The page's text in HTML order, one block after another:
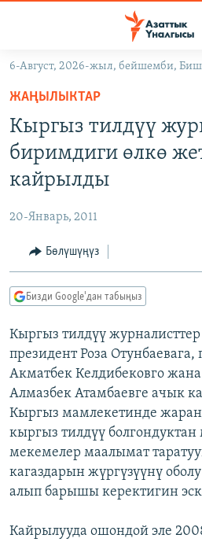
Навигацияга
өтүңүз
Издөөгө
салыңызКЫРГЫЗСТАН
САЯСАТ
МАДАНИЯТ
ДҮЙНӨ
ДҮЙНӨ
УКРАИНА
ТВ ПРОГРАММАЛАР
БҮГҮН АЗАТТЫКТА
ДАНИСТЕ
ЭЖЕ-СИҢДИЛЕР
АЗАТТЫК+
ЫҢГАЙСЫЗ СУРООЛОР
ПОДКАСТ
ОНЛАЙН ШЕРИНЕ
ЭЕ/АРнун бардык сайттары
6-Август, 2026-жыл, бейшемби,
ЖАҢЫЛЫКТАР
Кыргыз тилдүү
биримдиги өлкө
кайрылды
20-Январь, 2011
Бөлүшүңүз
Бизди Google'дан табыңыз
Кыргыз тилдүү
президент Роза Отунбаевага,
Акматбек Келдибековго
Алмазбек Атамбаевге ачык
Кыргыз мамлекетинде
кыргыз тилдүү
мекемелер маалымат
кагаздарын жүргүзүүнү
алып барышы керектигин
Кайрылууда ошондой эле